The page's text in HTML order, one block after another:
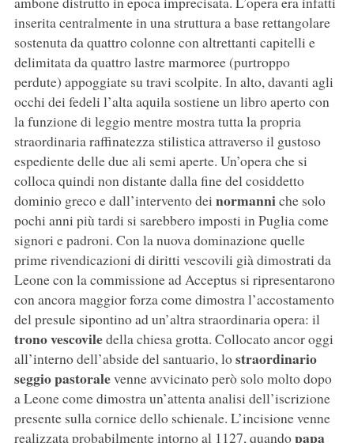
inserita centralmente in una struttura a base rettangolare
sostenuta da quattro colonne con altrettanti capitelli e
delimitata da quattro lastre marmoree (purtroppo
perdute) appoggiate su travi scolpite. In alto, davanti agli
occhi dei fedeli l’alta aquila sostiene un libro aperto con
la funzione di leggio mentre mostra tutta la propria
straordinaria raffinatezza stilistica attraverso il gustoso
espediente delle due ali semi aperte. Un’opera che si
colloca quindi non distante dalla fine del cosiddetto
dominio greco e dall’intervento dei normanniche solo
pochi anni più tardi si sarebbero imposti in Puglia come
signori e padroni. Con la nuova dominazione quelle
prime rivendicazioni di diritti vescovili già dimostrati da
Leone con la commissione ad Acceptus si ripresentarono
con ancora maggior forza come dimostra l’accostamento
del presule sipontino ad un’altra straordinaria opera: il
trono vescoviledella chiesa grotta. Collocato ancor oggi
all’interno dell’abside del santuario, lostraordinario
seggio pastoralevenne avvicinato però solo molto dopo
a Leone come dimostra un’attenta analisi dell’iscrizione
presente sulla cornice dello schienale. L’incisione venne
realizzata probabilmente intorno al 1127, quandopapa